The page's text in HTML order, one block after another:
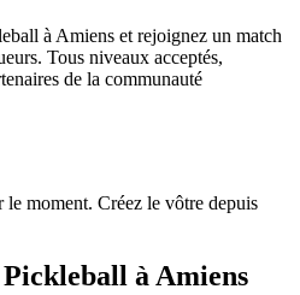
à Amiens et rejoignez un match
Tous niveaux acceptés,
de la communauté
moment. Créez le vôtre depuis
à Amiens